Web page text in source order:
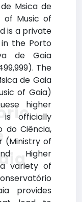
Msica de
of Music of
is a private
the Porto
de Gaia
The
de Gaia
of Gaia)
higher
officially
do Ciência,
(Ministry of
Higher
variety of
provides